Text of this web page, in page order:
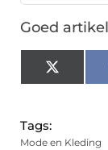
Goed
X
Tags:
Mode en Kleding